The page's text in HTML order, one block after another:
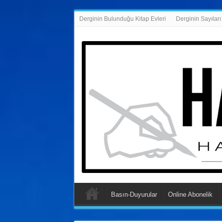
Derginin Bulunduğu Kitap Evleri Derginin Sayıları
Basın-Duyurular Online Abonelik